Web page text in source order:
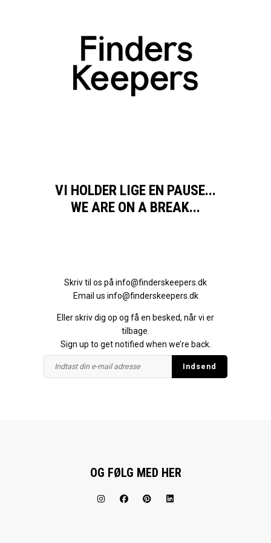
VI HOLDER LIGE EN PAUSE...
WE ARE ON A BREAK...
Skriv til os på info@finderskeepers.dk
Email us info@finderskeepers.dk
Eller skriv dig op og få en besked, når vi er
tilbage.
Sign up to get notified when we’re back.
OG FØLG MED HER